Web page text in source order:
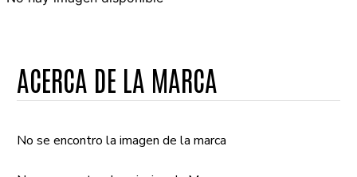
ACERCA DE LA MARCA
No se encontro la imagen de la marca